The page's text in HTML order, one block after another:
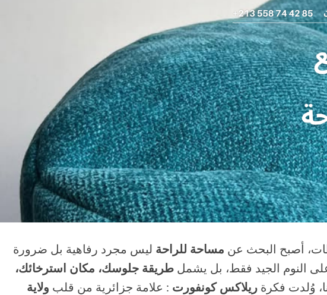
أصبح البحث عن مساحة للراحة ليس مجرد رفاهية بل ضرورة
على النوم الجيد فقط، بل يشملطريقة جلوسك، مكان استرخائك،
وُلدت فكرةريلاكس كونفورت : علامة جزائرية من قلب ولاية